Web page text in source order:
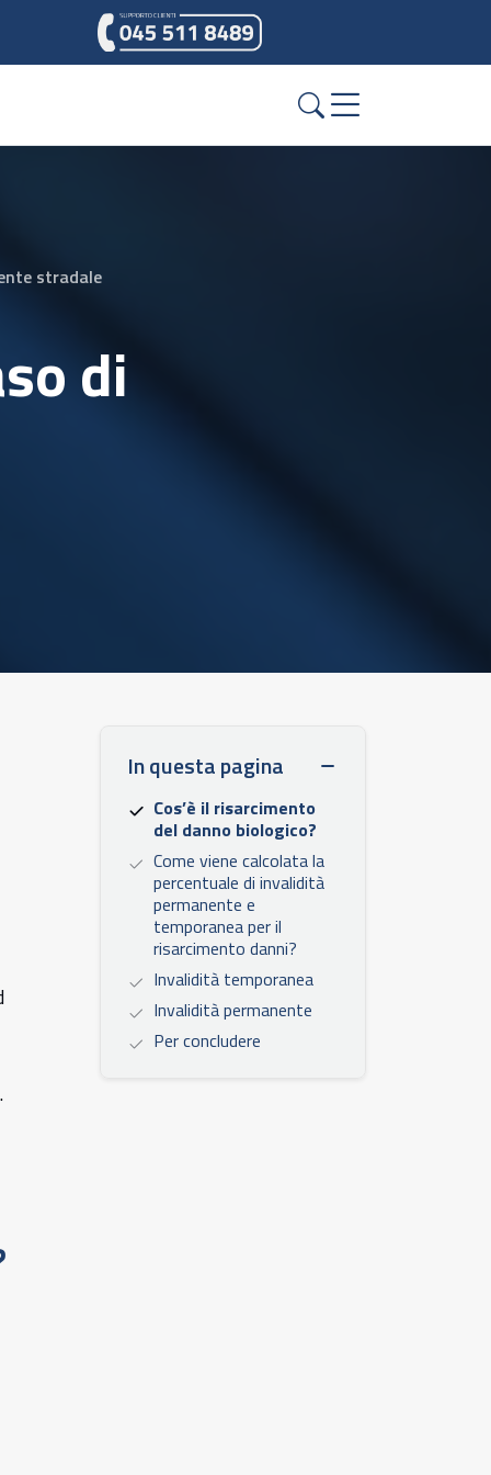
stradale
di
In questa pagina
Cos’è il risarcimento
del danno biologico?
Come viene calcolata la
percentuale di invalidità
permanente e
temporanea per il
risarcimento danni?
Invalidità temporanea
Invalidità permanente
Per concludere